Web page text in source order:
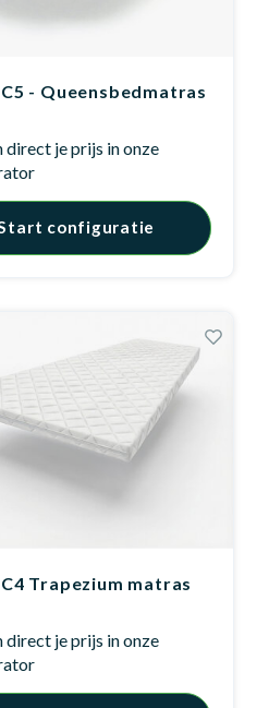
- Queensbedmatras
direct je prijs in onze
configuratie
Trapezium matras
direct je prijs in onze